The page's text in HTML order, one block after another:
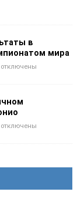
в
мира
отключены
отключены